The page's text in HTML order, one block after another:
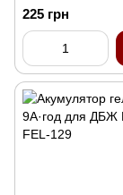
61
225 грн